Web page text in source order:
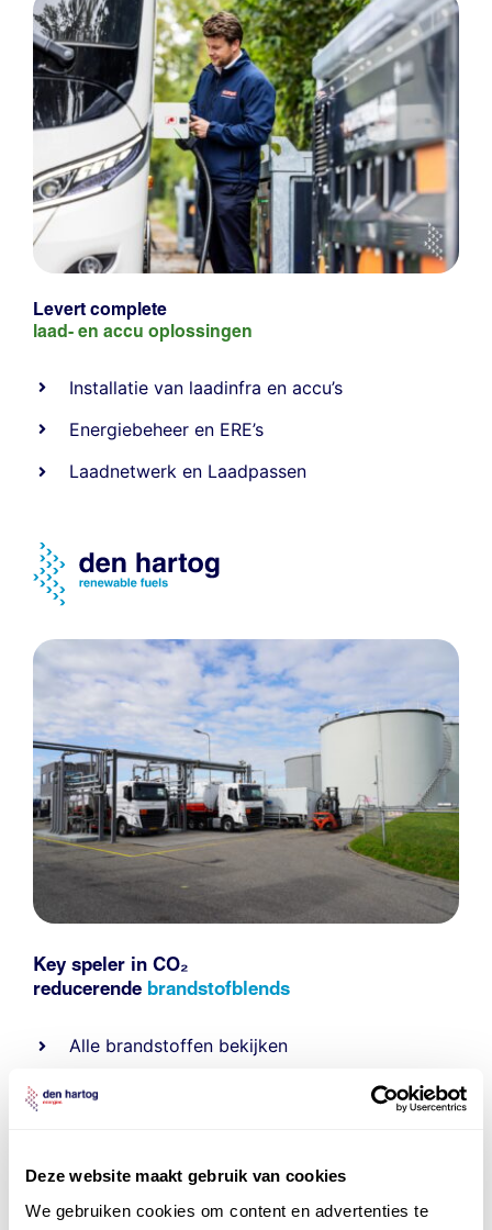
Deze website maakt gebruik van cookies
We gebruiken cookies om content en advertenties te
Levert complete
laad- en accu oplossingen
Installatie van laadinfra en accu’s
Energiebeheer en ERE’s
Laadnetwerk en Laadpassen
Key speler in CO₂
reducerende brandstofblends
Alle brandstoffen bekijken
Over onze diensten